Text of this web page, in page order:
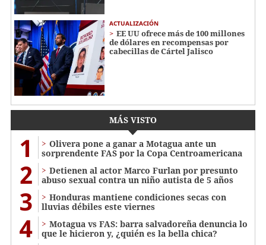
ACTUALIZACIÓN
EE UU ofrece más de 100 millones
de dólares en recompensas por
cabecillas de Cártel Jalisco
MÁS VISTO
1
Olivera pone a ganar a Motagua ante un
sorprendente FAS por la Copa Centroamericana
2
Detienen al actor Marco Furlan por presunto
abuso sexual contra un niño autista de 5 años
3
Honduras mantiene condiciones secas con
lluvias débiles este viernes
4
Motagua vs FAS: barra salvadoreña denuncia lo
que le hicieron y, ¿quién es la bella chica?